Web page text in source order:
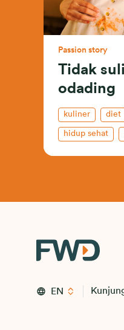
Passion story
Tidak
odading
kuliner diet
hidup sehat
EN